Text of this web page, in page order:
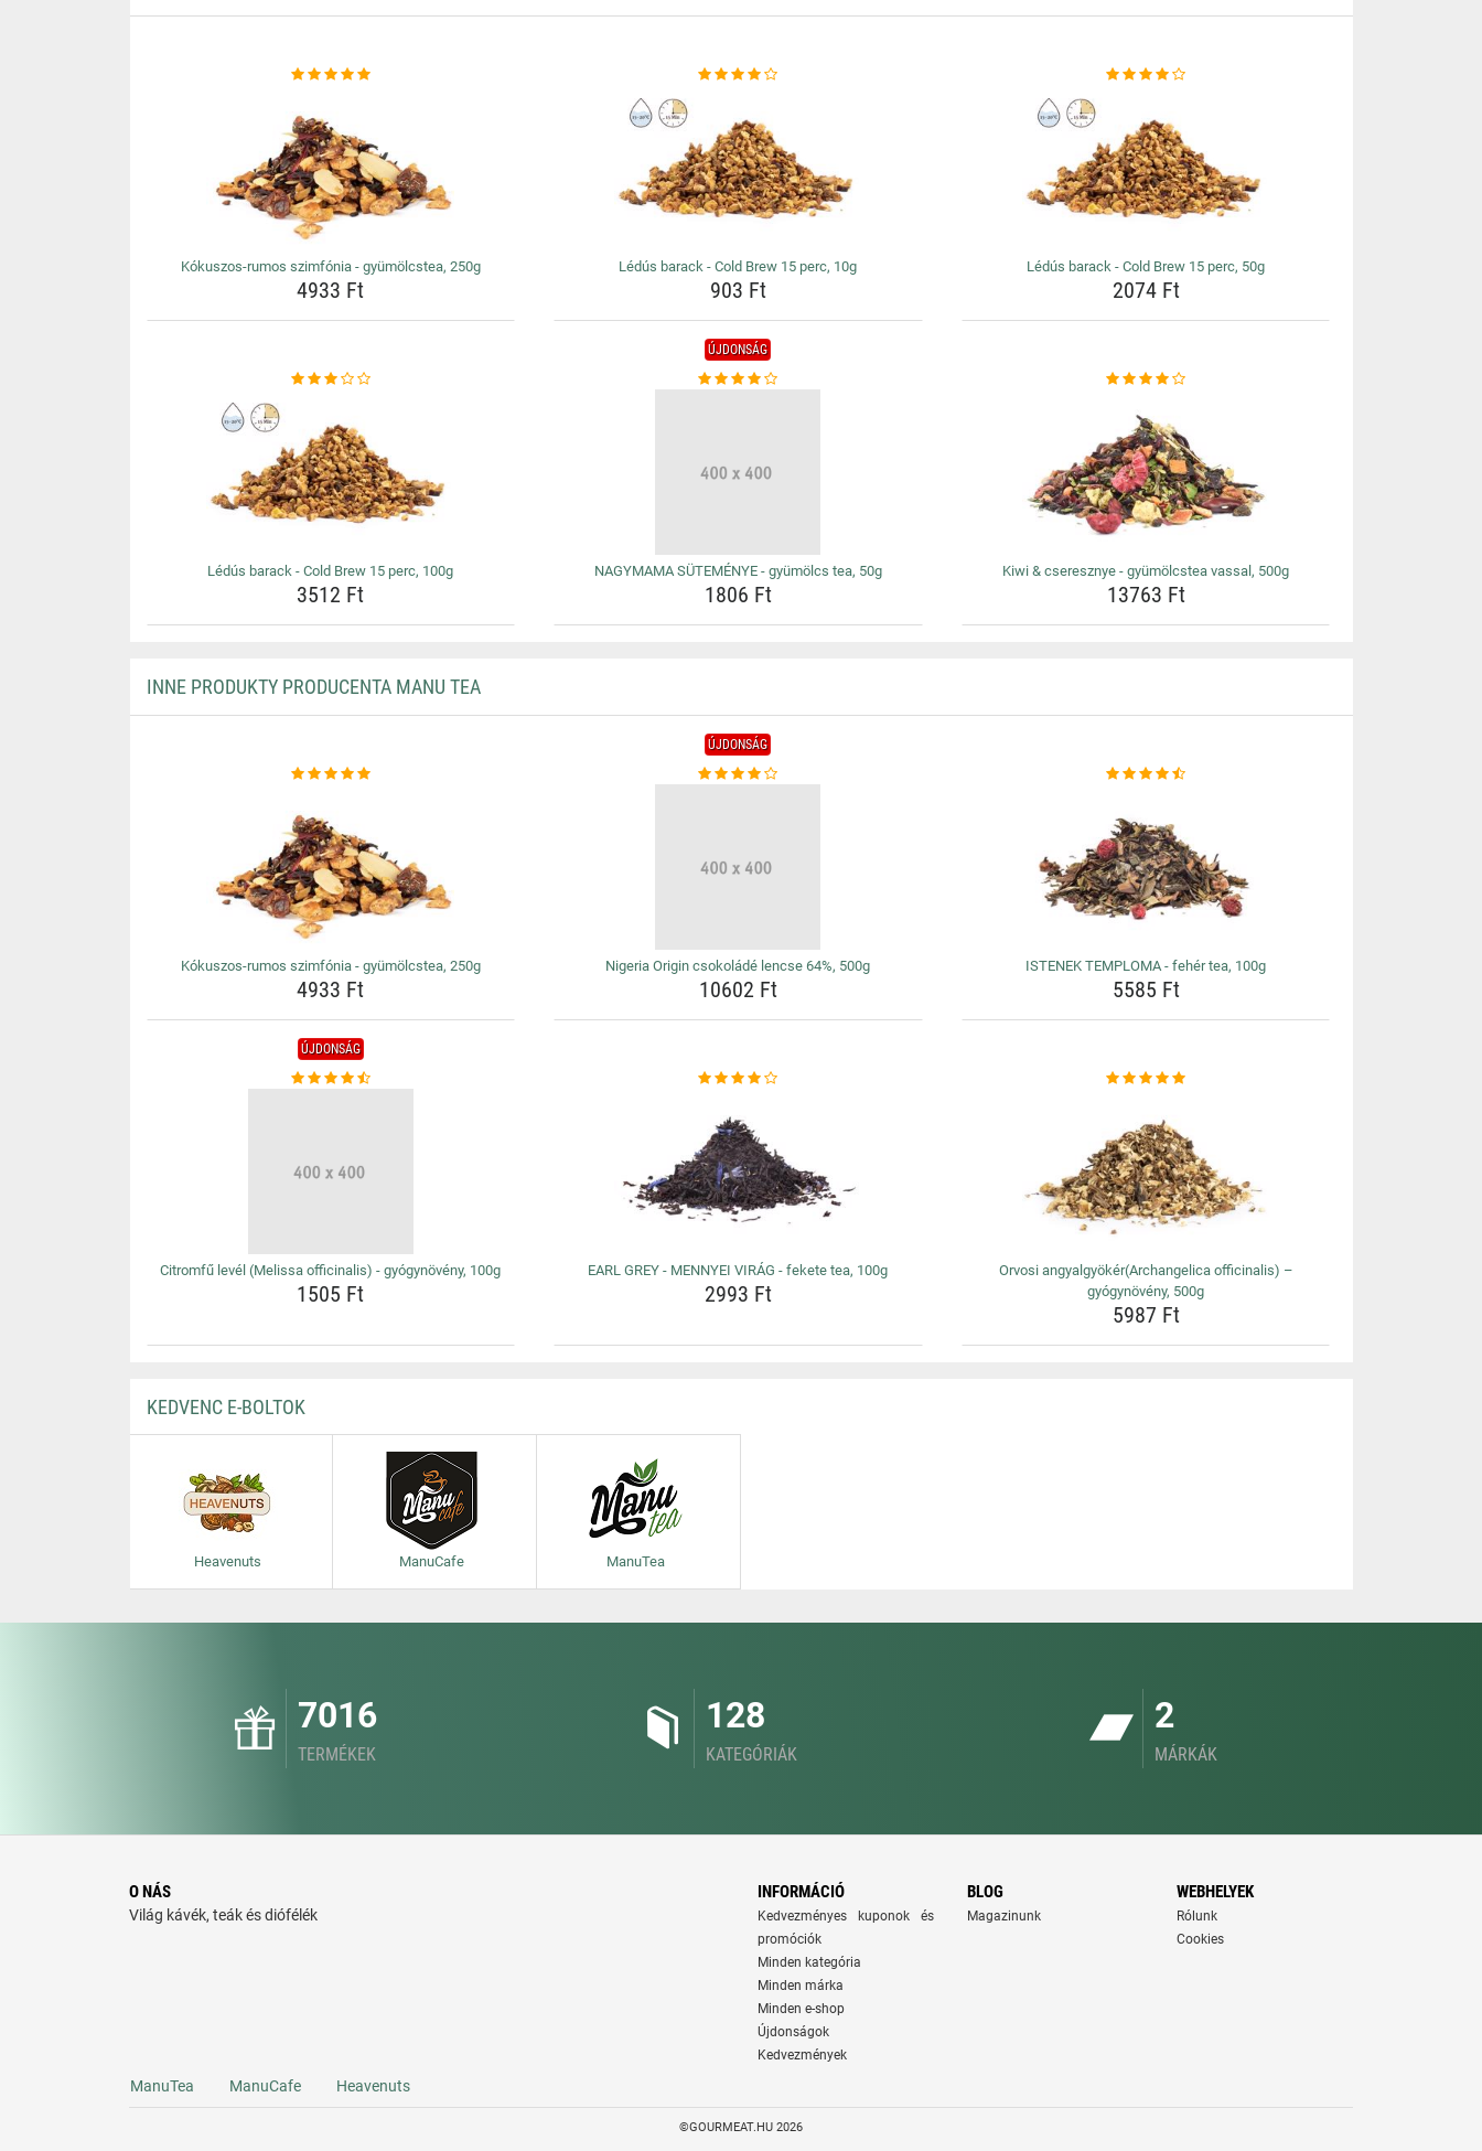
Kókuszos-rumos szimfónia - gyümölcstea, 250g
4933 Ft
Lédús barack - Cold Brew 15 perc, 10g
903 Ft
Lédús barack - Cold Brew 15 perc, 50g
2074 Ft
Lédús barack - Cold Brew 15 perc, 100g
3512 Ft
ÚJDONSÁG
NAGYMAMA SÜTEMÉNYE - gyümölcs tea, 50g
1806 Ft
Kiwi & cseresznye - gyümölcstea vassal, 500g
13763 Ft
INNE PRODUKTY PRODUCENTA MANU TEA
Kókuszos-rumos szimfónia - gyümölcstea, 250g
4933 Ft
ÚJDONSÁG
Nigeria Origin csokoládé lencse 64%, 500g
10602 Ft
ISTENEK TEMPLOMA - fehér tea, 100g
5585 Ft
ÚJDONSÁG
Citromfű levél (Melissa officinalis) - gyógynövény, 100g
1505 Ft
EARL GREY - MENNYEI VIRÁG - fekete tea, 100g
2993 Ft
Orvosi angyalgyökér(Archangelica officinalis) –
gyógynövény, 500g
5987 Ft
KEDVENC E-BOLTOK
Heavenuts ManuCafe ManuTea
7016
TERMÉKEK
128
KATEGÓRIÁK
2
MÁRKÁK
O NÁS
Világ kávék, teák és diófélék
INFORMÁCIÓ
Kedvezményes kuponok és
promóciók
Minden kategória
Minden márka
Minden e-shop
Újdonságok
Kedvezmények
BLOG
Magazinunk
WEBHELYEK
Rólunk
Cookies
ManuTea ManuCafe Heavenuts
©GOURMEAT.HU 2026